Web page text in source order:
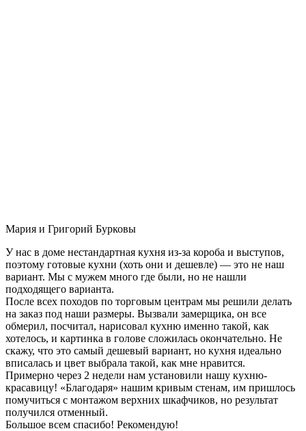
Мария и Григорий Бурковы
У нас в доме нестандартная кухня из-за короба и выступов,
поэтому готовые кухни (хоть они и дешевле) — это не наш
вариант. Мы с мужем много где были, но не нашли
подходящего варианта.
После всех походов по торговым центрам мы решили делать
на заказ под наши размеры. Вызвали замерщика, он все
обмерил, посчитал, нарисовал кухню именно такой, как
хотелось, и картинка в голове сложилась окончательно. Не
скажу, что это самый дешевый вариант, но кухня идеально
вписалась и цвет выбрала такой, как мне нравится.
Примерно через 2 недели нам установили нашу кухню-
красавицу! «Благодаря» нашим кривым стенам, им пришлось
помучиться с монтажом верхних шкафчиков, но результат
получился отменный.
Большое всем спасибо! Рекомендую!